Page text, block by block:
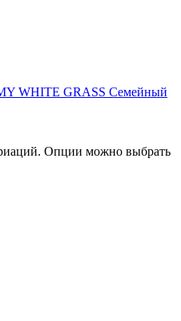
WHITE GRASS Семейный
Опции можно выбрать